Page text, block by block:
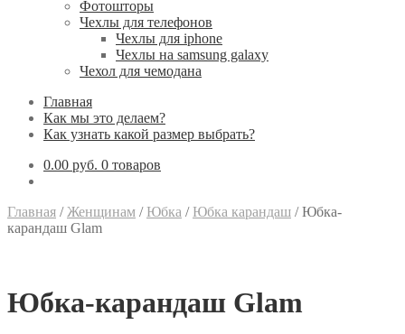
Фотошторы
Чехлы для телефонов
Чехлы для iphone
Чехлы на samsung galaxy
Чехол для чемодана
Главная
Как мы это делаем?
Как узнать какой размер выбрать?
0.00 руб. 0 товаров
Главная /Женщинам / Юбка / Юбка карандаш /Юбка-
карандаш Glam
Юбка-карандаш Glam